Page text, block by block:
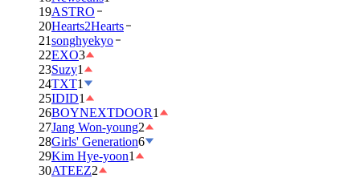
19ASTRO
20Hearts2Hearts
21songhyekyo
22EXO3
23Suzy1
24TXT1
25IDID1
26BOYNEXTDOOR1
27Jang Won-young2
28Girls' Generation6
29Kim Hye-yoon1
30ATEEZ2